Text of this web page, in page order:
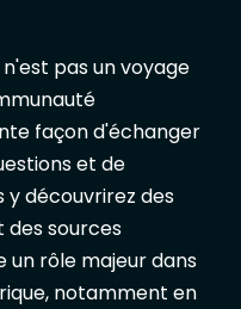
pas un voyage
façon d'échanger
et de
y découvrirez des
des sources
un rôle majeur dans
notamment en